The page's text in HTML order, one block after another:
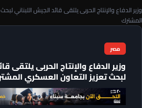
وزير الدفاع والإنتاج الحربى يلتقى قائد الجيش اللبناني
المشترك
مصر
وزير الدفاع والإنتاج الحربى يلتقى
لبحث تعزيز التعاون العسكري